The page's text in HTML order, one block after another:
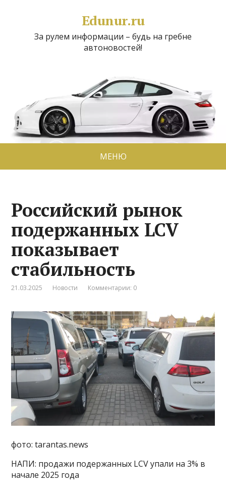
Edunur.ru
За рулем информации – будь на гребне
автоновостей!
МЕНЮ
Российский рынок
подержанных LCV
показывает
стабильность
21.03.2025 Новости Комментарии: 0
фото: tarantas.news
НАПИ: продажи подержанных LCV упали на 3% в
начале 2025 года